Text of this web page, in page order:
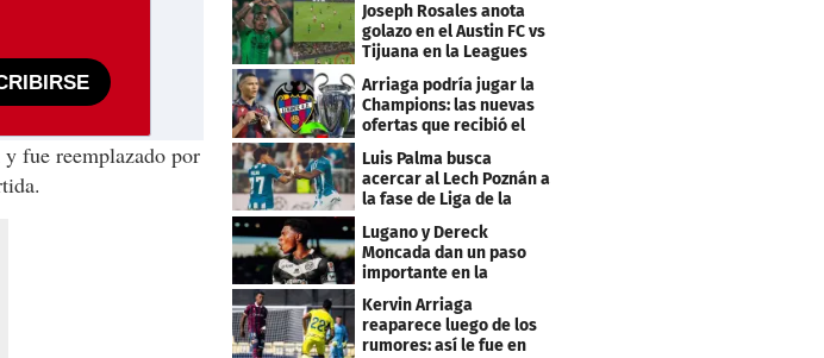
fue reemplazado por
Joseph Rosales anota
golazo en el Austin FC vs
Tijuana en la Leagues
Cup
Arriaga podría jugar la
Champions: las nuevas
ofertas que recibió el
Levante
Luis Palma busca
acercar al Lech Poznán a
la fase de Liga de la
Lugano y Dereck
Moncada dan un paso
importante en la
Conference League
Kervin Arriaga
reaparece luego de los
rumores: así le fue en